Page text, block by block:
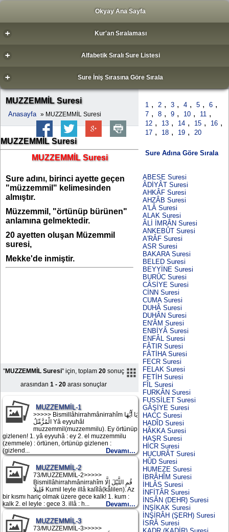
Okyay Ana Sayfa
+ Kur'an Sıralaması
+ Alfabetik Sıralı Sure Listesi
+ Sure İniş Sırasına Göre Sırala
MUZZEMMİL Suresi
Anasayfa » MUZZEMMİL Suresi
MUZZEMMİL Suresi
MUZZEMMİL Suresi
Sure adını, birinci ayette geçen
"müzzemmil" kelimesinden
almıştır.
Müzzemmil, "örtünüp bürünen"
anlamına gelmektedir.
20 ayetten oluşan Müzemmil
suresi,
Mekke'de inmiştir.
"MUZZEMMİL Suresi" için, toplam 20sonuç
arasından 1 - 20arası sonuçlar
MUZZEMMİL-1
>>>>> Bismillâhirrahmânirrahîm يَا أَيُّهَا
الْمُزَّمِّلُ Yâ eyyuhâl
muzzemmil(muzzemmilu). Ey örtünüp
gizlenen! 1. yâ eyyuhâ : ey 2. el muzzemmilu
(zemmele) : örtünen, örtünüp gizlenen :
(gizlend...
Devamı...
MUZZEMMİL-2
73/MUZZEMMİL-2>>>>>
Bismillâhirrahmânirrahîm قُمِ اللَّيْلَ إِلَّا
قَلِيلًا Kumil leyle illâ kalîlâ(kâlilen). Az
bir kısmı hariç olmak üzere gece kalk! 1. kum :
kalk 2. el leyle : gece 3. illâ : h...
Devamı...
MUZZEMMİL-3
73/MUZZEMMİL-3>>>>>
1 , 2 , 3 , 4 , 5 , 6 ,
7 , 8 , 9 , 10 , 11 ,
12 , 13 , 14 , 15 , 16 ,
17 , 18 , 19 , 20
Sure Adına Göre Sırala
ABESE Suresi
ÂDİYÂT Suresi
AHKÂF Suresi
AHZÂB Suresi
A'LÂ Suresi
ALAK Suresi
ÂLİ İMRÂN Suresi
ANKEBÛT Suresi
A'RÂF Suresi
ASR Suresi
BAKARA Suresi
BELED Suresi
BEYYİNE Suresi
BURÛC Suresi
CÂSİYE Suresi
CİNN Suresi
CUMA Suresi
DUHÂ Suresi
DUHÂN Suresi
EN'ÂM Suresi
ENBİYÂ Suresi
ENFÂL Suresi
FÂTIR Suresi
FÂTİHA Suresi
FECR Suresi
FELAK Suresi
FETİH Suresi
FÎL Suresi
FURKÂN Suresi
FUSSİLET Suresi
GÂŞİYE Suresi
HACC Suresi
HADÎD Suresi
HÂKKA Suresi
HAŞR Suresi
HİCR Suresi
HUCURÂT Suresi
HÛD Suresi
HUMEZE Suresi
İBRÂHÎM Suresi
İHLÂS Suresi
İNFİTÂR Suresi
İNSÂN (DEHR) Suresi
İNŞİKAK Suresi
İNŞİRÂH (ŞERH) Suresi
İSRÂ Suresi